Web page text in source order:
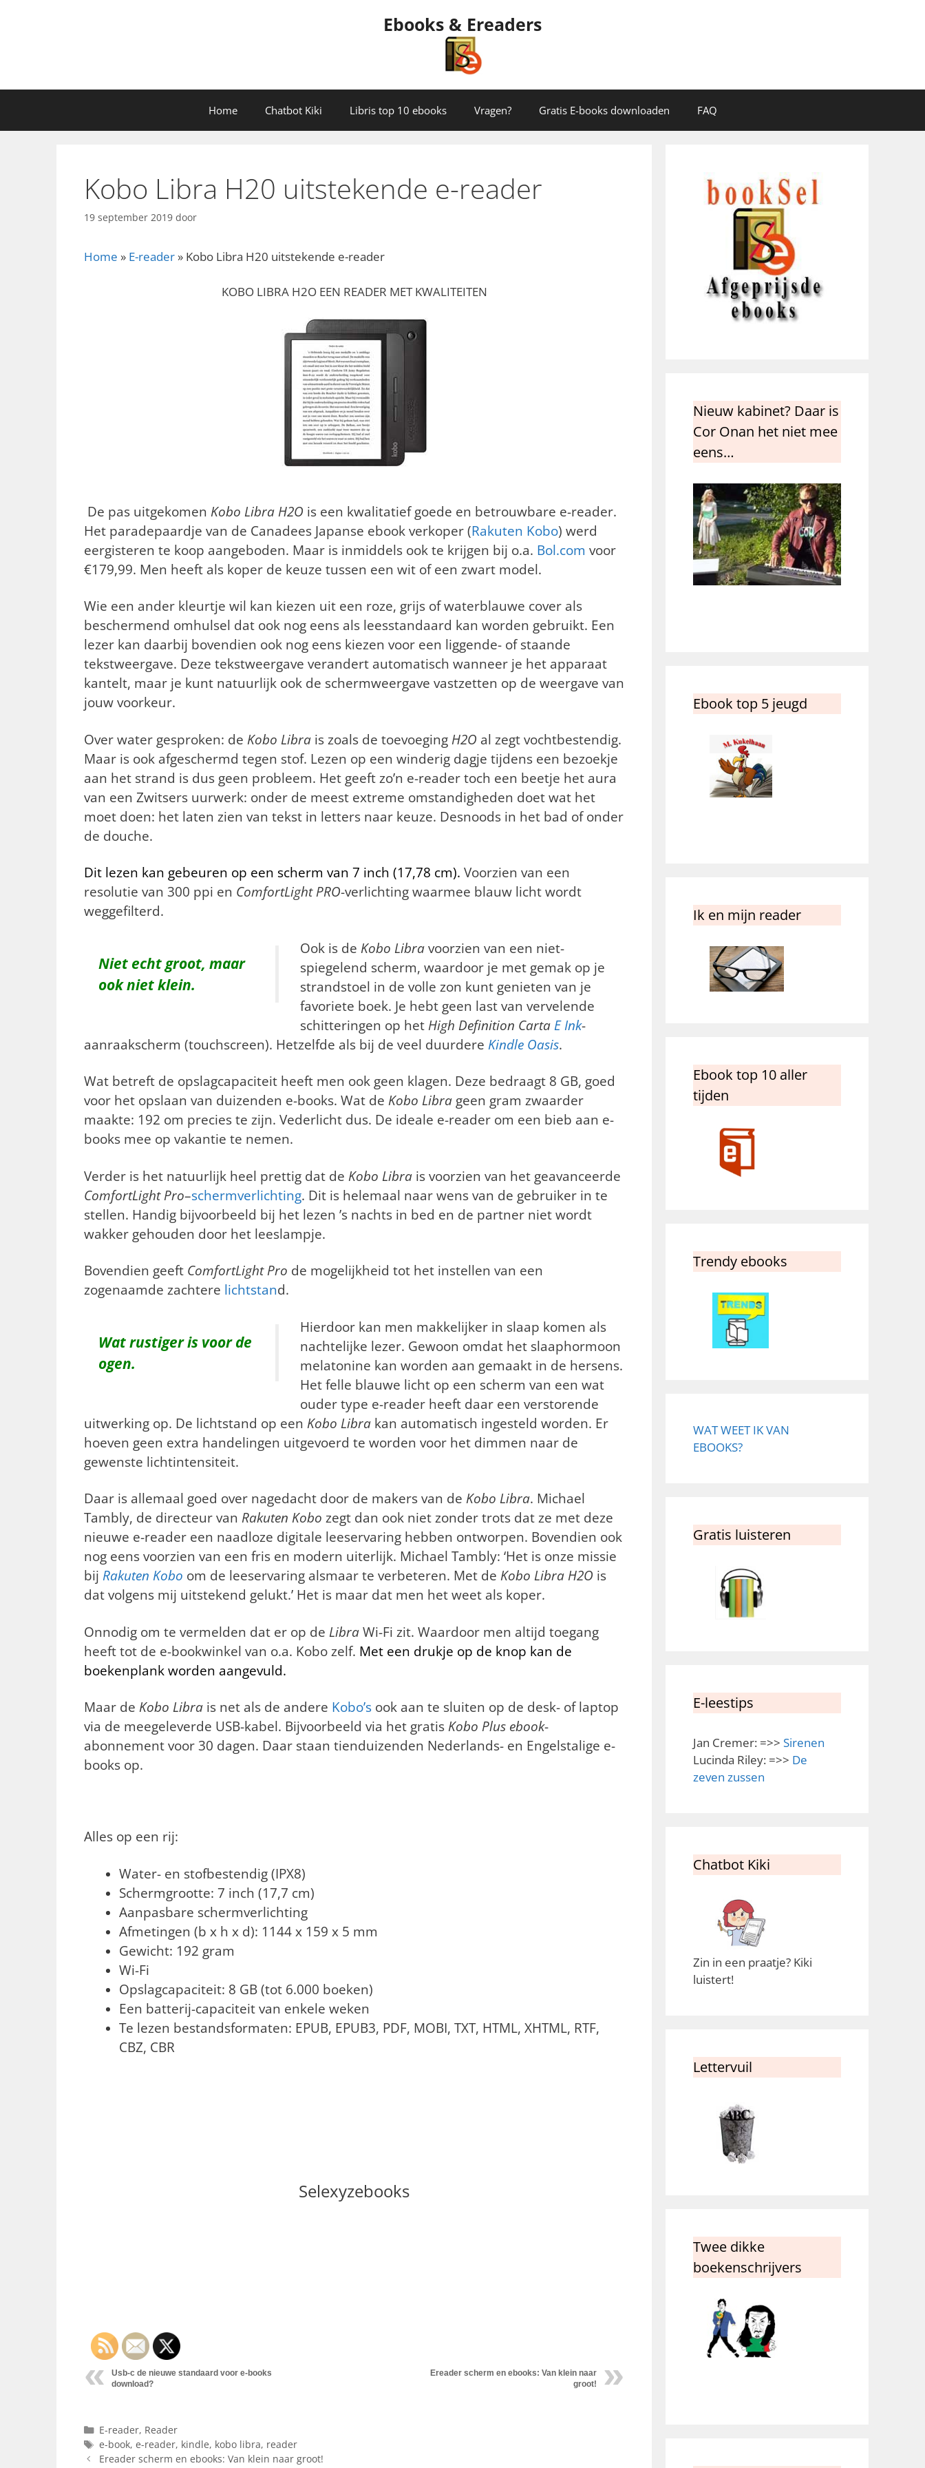
Ebooks & Ereaders
Home Chatbot Kiki Libris top 10 ebooks Vragen? Gratis E-books downloaden FAQ
Kobo Libra H20 uitstekende e-reader
19 september 2019 door
Home » E-reader » Kobo Libra H20 uitstekende e-reader
KOBO LIBRA H2O EEN READER MET KWALITEITEN
De pas uitgekomen Kobo Libra H2O is een kwalitatief goede en betrouwbare e-reader.
Het paradepaardje van de Canadees Japanse ebook verkoper (Rakuten Kobo) werd
eergisteren te koop aangeboden. Maar is inmiddels ook te krijgen bij o.a. Bol.com voor
€179,99. Men heeft als koper de keuze tussen een wit of een zwart model.
Wie een ander kleurtje wil kan kiezen uit een roze, grijs of waterblauwe cover als
beschermend omhulsel dat ook nog eens als leesstandaard kan worden gebruikt. Een
lezer kan daarbij bovendien ook nog eens kiezen voor een liggende- of staande
tekstweergave. Deze tekstweergave verandert automatisch wanneer je het apparaat
kantelt, maar je kunt natuurlijk ook de schermweergave vastzetten op de weergave van
jouw voorkeur.
Over water gesproken: de Kobo Libra is zoals de toevoeging H2O al zegt vochtbestendig.
Maar is ook afgeschermd tegen stof. Lezen op een winderig dagje tijdens een bezoekje
aan het strand is dus geen probleem. Het geeft zo’n e-reader toch een beetje het aura
van een Zwitsers uurwerk: onder de meest extreme omstandigheden doet wat het
moet doen: het laten zien van tekst in letters naar keuze. Desnoods in het bad of onder
de douche.
Dit lezen kan gebeuren op een scherm van 7 inch (17,78 cm). Voorzien van een
resolutie van 300 ppi en ComfortLight PRO-verlichting waarmee blauw licht wordt
weggefilterd.
Niet echt groot, maar
ook niet klein.
Ook is de Kobo Libra voorzien van een niet-
spiegelend scherm, waardoor je met gemak op je
strandstoel in de volle zon kunt genieten van je
favoriete boek. Je hebt geen last van vervelende
schitteringen op het High Definition Carta E Ink-
aanraakscherm (touchscreen). Hetzelfde als bij de veel duurdere Kindle Oasis.
Wat betreft de opslagcapaciteit heeft men ook geen klagen. Deze bedraagt 8 GB, goed
voor het opslaan van duizenden e-books. Wat de Kobo Libra geen gram zwaarder
maakte: 192 om precies te zijn. Vederlicht dus. De ideale e-reader om een bieb aan e-
books mee op vakantie te nemen.
Verder is het natuurlijk heel prettig dat de Kobo Libra is voorzien van het geavanceerde
ComfortLight Pro–schermverlichting. Dit is helemaal naar wens van de gebruiker in te
stellen. Handig bijvoorbeeld bij het lezen ’s nachts in bed en de partner niet wordt
wakker gehouden door het leeslampje.
Bovendien geeft ComfortLight Pro de mogelijkheid tot het instellen van een
zogenaamde zachtere lichtstand.
Wat rustiger is voor de
ogen.
Hierdoor kan men makkelijker in slaap komen als
nachtelijke lezer. Gewoon omdat het slaaphormoon
melatonine kan worden aan gemaakt in de hersens.
Het felle blauwe licht op een scherm van een wat
ouder type e-reader heeft daar een verstorende
uitwerking op. De lichtstand op een Kobo Libra kan automatisch ingesteld worden. Er
hoeven geen extra handelingen uitgevoerd te worden voor het dimmen naar de
gewenste lichtintensiteit.
Daar is allemaal goed over nagedacht door de makers van de Kobo Libra. Michael
Tambly, de directeur van Rakuten Kobo zegt dan ook niet zonder trots dat ze met deze
nieuwe e-reader een naadloze digitale leeservaring hebben ontworpen. Bovendien ook
nog eens voorzien van een fris en modern uiterlijk. Michael Tambly: ‘Het is onze missie
bij Rakuten Kobo om de leeservaring alsmaar te verbeteren. Met de Kobo Libra H2O is
dat volgens mij uitstekend gelukt.’ Het is maar dat men het weet als koper.
Onnodig om te vermelden dat er op de Libra Wi-Fi zit. Waardoor men altijd toegang
heeft tot de e-bookwinkel van o.a. Kobo zelf. Met een drukje op de knop kan de
boekenplank worden aangevuld.
Maar de Kobo Libra is net als de andere Kobo’s ook aan te sluiten op de desk- of laptop
via de meegeleverde USB-kabel. Bijvoorbeeld via het gratis Kobo Plus ebook-
abonnement voor 30 dagen. Daar staan tienduizenden Nederlands- en Engelstalige e-
books op.
Alles op een rij:
Water- en stofbestendig (IPX8)
Schermgrootte: 7 inch (17,7 cm)
Aanpasbare schermverlichting
Afmetingen (b x h x d): 1144 x 159 x 5 mm
Gewicht: 192 gram
Wi-Fi
Opslagcapaciteit: 8 GB (tot 6.000 boeken)
Een batterij-capaciteit van enkele weken
Te lezen bestandsformaten: EPUB, EPUB3, PDF, MOBI, TXT, HTML, XHTML, RTF,
CBZ, CBR
Selexyzebooks
Usb-c de nieuwe standaard voor e-books
download?
Ereader scherm en ebooks: Van klein naar
groot!
Categorieën
E-reader, Reader
Tags
e-book, e-reader, kindle, kobo libra, reader
Ereader scherm en ebooks: Van klein naar groot!
Nieuw kabinet? Daar is
Cor Onan het niet mee
eens…
Ebook top 5 jeugd
Ik en mijn reader
Ebook top 10 aller
tijden
Trendy ebooks
WAT WEET IK VAN
EBOOKS?
Gratis luisteren
E-leestips
Jan Cremer: =>> Sirenen
Lucinda Riley: =>> De
zeven zussen
Chatbot Kiki
Zin in een praatje? Kiki
luistert!
Lettervuil
Twee dikke
boekenschrijvers